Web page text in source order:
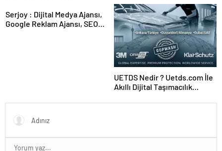
Serjoy : Dijital Medya Ajansı,
Google Reklam Ajansı, SEO
UETDS Nedir ? Uetds.com İle
Akıllı Dijital Taşımacılık